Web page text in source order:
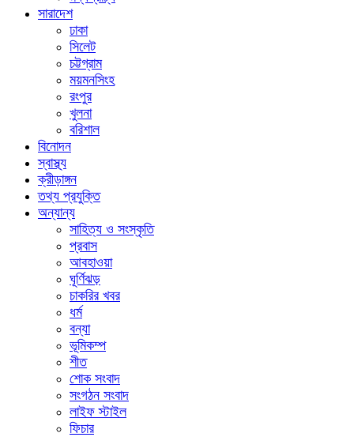
সারাদেশ
ঢাকা
সিলেট
চট্টগ্রাম
ময়মনসিংহ
রংপুর
খুলনা
বরিশাল
বিনোদন
স্বাস্থ্য
ক্রীড়াঙ্গন
তথ্য প্রযুক্তি
অন্যান্য
সাহিত্য ও সংস্কৃতি
প্রবাস
আবহাওয়া
ঘূর্ণিঝড়
চাকরির খবর
ধর্ম
বন্যা
ভূমিকম্প
শীত
শোক সংবাদ
সংগঠন সংবাদ
লাইফ স্টাইল
ফিচার